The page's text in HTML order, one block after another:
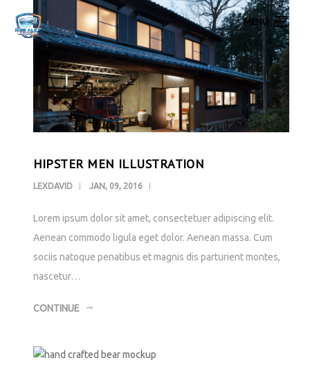
MENU
Lakossági légkondícionálók
Inverteres Klíma Akció Szereléssel
Klíma Galéria
HIPSTER MEN ILLUSTRATION
LEXDAVID JAN, 09, 2016
Lorem ipsum dolor sit amet, consectetuer adipiscing elit.
Aenean commodo ligula eget dolor. Aenean massa. Cum
sociis natoque penatibus et magnis dis parturient montes,
nascetur…
CONTINUE